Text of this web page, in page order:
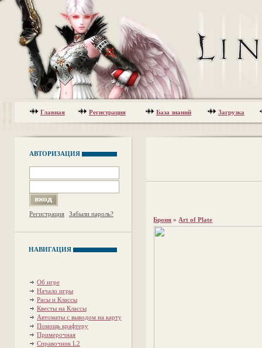
Главная Регистрация База знаний Загрузка
АВТОРИЗАЦИЯ
Регистрация Забыли пароль?
НАВИГАЦИЯ
Об игре
Начало игры
Расы и Классы
Квесты на Классы
Автоматы с выводом на карту
Помощь крафтеру
Примерочная
Справочник L2
Броня » Art of Plate